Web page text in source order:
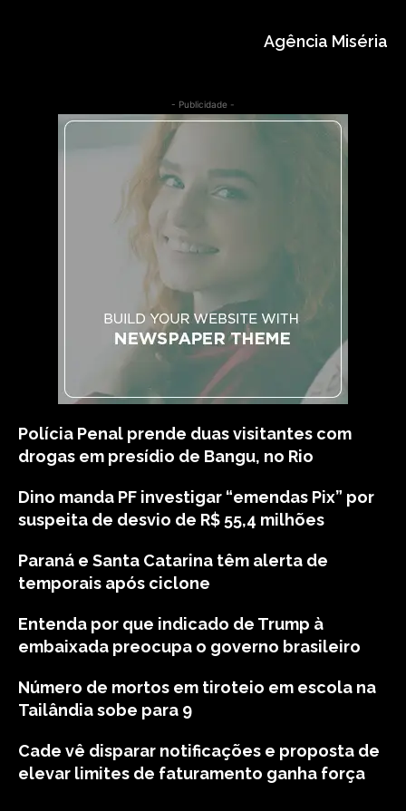
Agência Miséria
- Publicidade -
Polícia Penal prende duas visitantes com
drogas em presídio de Bangu, no Rio
Dino manda PF investigar “emendas Pix” por
suspeita de desvio de R$ 55,4 milhões
Paraná e Santa Catarina têm alerta de
temporais após ciclone
Entenda por que indicado de Trump à
embaixada preocupa o governo brasileiro
Número de mortos em tiroteio em escola na
Tailândia sobe para 9
Cade vê disparar notificações e proposta de
elevar limites de faturamento ganha força